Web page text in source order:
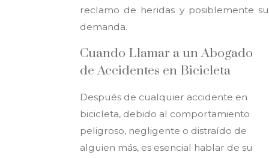
reclamo de heridas y posiblemente su
demanda.
Cuando Llamar a un Abogado
de Accidentes en Bicicleta
Después de cualquier accidente en
bicicleta, debido al comportamiento
peligroso, negligente o distraído de
alguien más, es esencial hablar de su